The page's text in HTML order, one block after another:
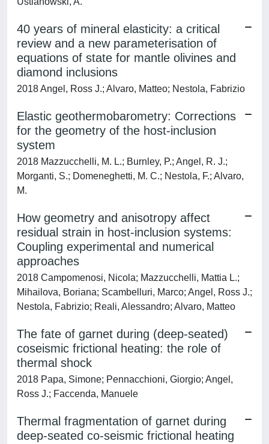
40 years of mineral elasticity: a critical
review and a new parameterisation of
equations of state for mantle olivines and
diamond inclusions
2018 Angel, Ross J.; Alvaro, Matteo; Nestola, Fabrizio
Elastic geothermobarometry: Corrections
for the geometry of the host-inclusion
system
2018 Mazzucchelli, M. L.; Burnley, P.; Angel, R. J.;
Morganti, S.; Domeneghetti, M. C.; Nestola, F.; Alvaro,
M.
How geometry and anisotropy affect
residual strain in host-inclusion systems:
Coupling experimental and numerical
approaches
2018 Campomenosi, Nicola; Mazzucchelli, Mattia L.;
Mihailova, Boriana; Scambelluri, Marco; Angel, Ross J.;
Nestola, Fabrizio; Reali, Alessandro; Alvaro, Matteo
The fate of garnet during (deep-seated)
coseismic frictional heating: the role of
thermal shock
2018 Papa, Simone; Pennacchioni, Giorgio; Angel,
Ross J.; Faccenda, Manuele
Thermal fragmentation of garnet during
deep-seated co-seismic frictional heating